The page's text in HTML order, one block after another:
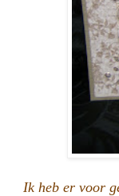
Ik heb er voor